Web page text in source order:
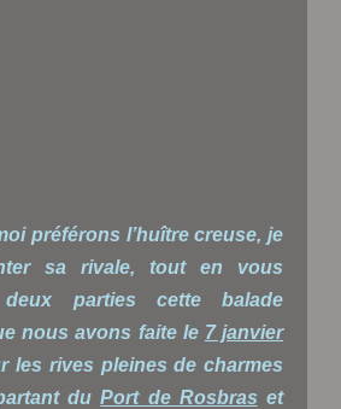
préférons l’huître creuse, je
sa rivale, tout en vous
parties cette balade
nous avons faite le 7 janvier
les rives pleines de charmes
duPort de Rosbras et